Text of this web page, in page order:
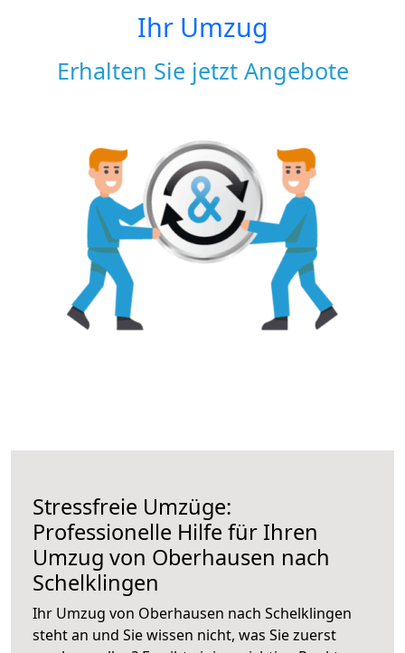
Ihr Umzug
Erhalten Sie jetzt Angebote
Stressfreie Umzüge:
Professionelle Hilfe für Ihren
Umzug von Oberhausen nach
Schelklingen
Ihr Umzug von Oberhausen nach Schelklingen
steht an und Sie wissen nicht, was Sie zuerst